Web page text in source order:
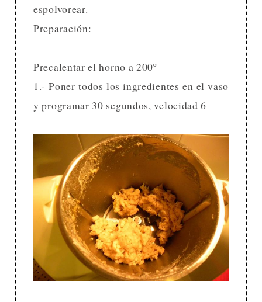
espolvorear.
Preparación:
Precalentar el horno a 200º
1.- Poner todos los ingredientes en el vaso
y programar 30 segundos, velocidad 6